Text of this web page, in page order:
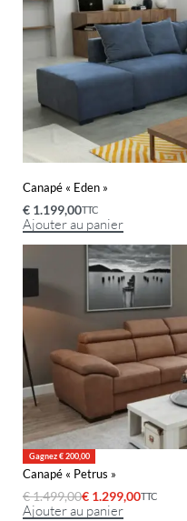
Canapé « Eden »
€ 1.199,00TTC
Ajouter au panier
Gagnez € 200,00
Canapé « Petrus »
€1.499,00€ 1.299,00TTC
Ajouter au panier